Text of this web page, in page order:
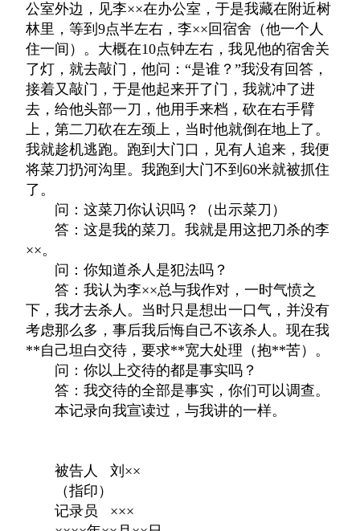
公室外边，见李××在办公室，于是我藏在附近树
林里，等到9点半左右，李××回宿舍（他一个人
住一间）。大概在10点钟左右，我见他的宿舍关
了灯，就去敲门，他问：“是谁？”我没有回答，
接着又敲门，于是他起来开了门，我就冲了进
去，给他头部一刀，他用手来档，砍在右手臂
上，第二刀砍在左颈上，当时他就倒在地上了。
我就趁机逃跑。跑到大门口，见有人追来，我便
将菜刀扔河沟里。我跑到大门不到60米就被抓住
了。
问：这菜刀你认识吗？（出示菜刀）
答：这是我的菜刀。我就是用这把刀杀的李
××。
问：你知道杀人是犯法吗？
答：我认为李××总与我作对，一时气愤之
下，我才去杀人。当时只是想出一口气，并没有
考虑那么多，事后我后悔自己不该杀人。现在我
**自己坦白交待，要求**宽大处理（抱**苦）。
问：你以上交待的都是事实吗？
答：我交待的全部是事实，你们可以调查。
本记录向我宣读过，与我讲的一样。
被告人 刘××
（指印）
记录员 ×××